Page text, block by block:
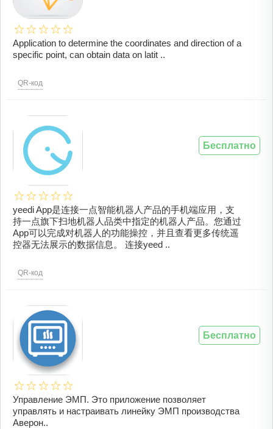
Application to determine the coordinates and direction of a
specific point, can obtain data on latit ..
QR-код
yeedi App是连接一点智能机器人产品的手机端应用，支
持一点旗下扫地机器人品类中指定的机器人产品。您通过
App可以完成对机器人的功能操控，并且查看更多传统遥
控器无法展示的数据信息。 连接yeed ..
QR-код
Бесплатно
Управление ЭМП. Это приложение позволяет
управлять и настраивать линейку ЭМП производства
Аверон..
Бесплатно